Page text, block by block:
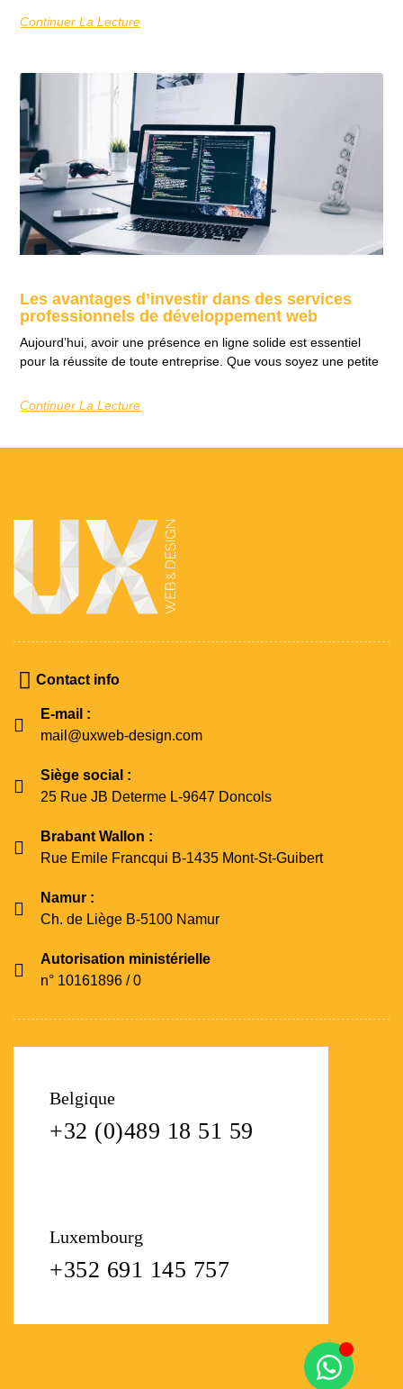
Continuer La Lecture
Les avantages d’investir dans des services
professionnels de développement web
Aujourd’hui, avoir une présence en ligne solide est essentiel
pour la réussite de toute entreprise. Que vous soyez une petite
Continuer La Lecture
Contact info
E-mail :
mail@uxweb-design.com
Siège social :
25 Rue JB Determe L-9647 Doncols
Brabant Wallon :
Rue Emile Francqui B-1435 Mont-St-Guibert
Namur :
Ch. de Liège B-5100 Namur
Autorisation ministérielle
n° 10161896 / 0
Belgique
+32 (0)489 18 51 59
Luxembourg
+352 691 145 757